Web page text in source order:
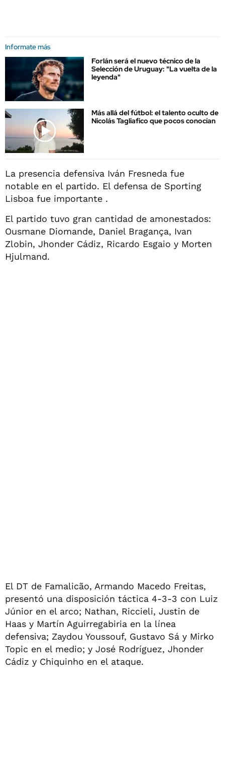
Informate más
Forlán será el nuevo técnico de la
Selección de Uruguay: "La vuelta de la
leyenda"
Más allá del fútbol: el talento oculto de
Nicolás Tagliafico que pocos conocían
La presencia defensiva Iván Fresneda fue
notable en el partido. El defensa de Sporting
Lisboa fue importante .
El partido tuvo gran cantidad de amonestados:
Ousmane Diomande, Daniel Bragança, Ivan
Zlobin, Jhonder Cádiz, Ricardo Esgaio y Morten
Hjulmand.
El DT de Famalicão, Armando Macedo Freitas,
presentó una disposición táctica 4-3-3 con Luiz
Júnior en el arco; Nathan, Riccieli, Justin de
Haas y Martín Aguirregabiria en la línea
defensiva; Zaydou Youssouf, Gustavo Sá y Mirko
Topic en el medio; y José Rodrí­guez, Jhonder
Cádiz y Chiquinho en el ataque.